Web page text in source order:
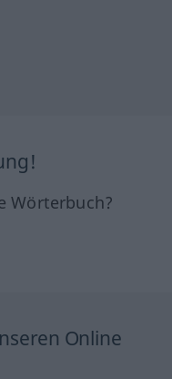
Wörterbuch?
Online